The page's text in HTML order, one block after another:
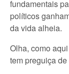
fundamentais
políticos
da vida alheia.
Olha, como
tem preguiça